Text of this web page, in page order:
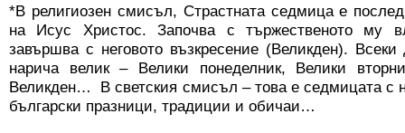
*В религиозен смисъл, Страстната седмица е
на Исус Христос. Започва с тържественото му
завършва с неговото възкресение (Великден).
нарича велик – Велики понеделник, Велики
Великден… В светския смисъл – това е седмицата с
български празници, традиции и обичаи…